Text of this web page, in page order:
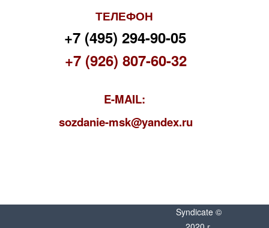
ТЕЛЕФОН
+7 (495) 294-90-05
+7 (926) 807-60-32
E-MAIL:
sozdanie-msk@yandex.ru
Syndicate ©